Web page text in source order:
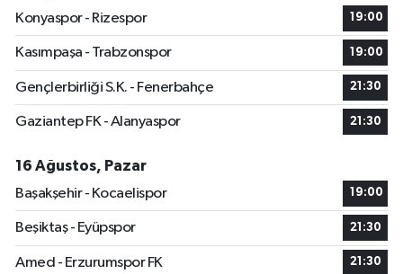
Konyaspor - Rizespor
19:00
Kasımpaşa - Trabzonspor 19:00
Gençlerbirliği S.K. - Fenerbahçe 21:30
Gaziantep FK - Alanyaspor 21:30
16 Ağustos, Pazar
Başakşehir - Kocaelispor
19:00
Beşiktaş - Eyüpspor 21:30
Amed - Erzurumspor FK 21:30